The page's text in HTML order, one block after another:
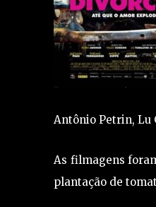
Antônio Petrin, Lu
As filmagens
plantação de